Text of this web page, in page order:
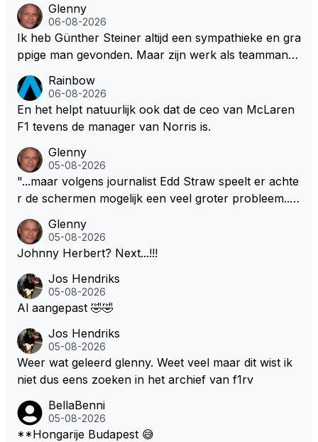
aan het einde van het liedje zitten ze er allemaal naa
st Dus glenny sterkte met deze bullshit lezen
Glenny
06-08-2026
Ik heb Günther Steiner altijd een sympathieke en gra
ppige man gevonden. Maar zijn werk als teammanag
oit veel indruk gemaakt. Voor mij persoonlijk lijkt hij d
ezelfde weg te bewandelen als analist. En dat is niet
vanwege zijn persoonlijke Top-3. Hij blijft sympathie
presentator bij RTL Duitsland, een televisiezender di
e de Formule 1 uitzendt in Duitsland..., mwah!
Rainbow
06-08-2026
En het helpt natuurlijk ook dat de ceo van McLaren
F1 tevens de manager van Norris is.
Glenny
05-08-2026
"...maar volgens journalist Edd Straw speelt er achte
r de schermen mogelijk een veel groter probleem..."
Glenny
05-08-2026
Johnny Herbert? Next...!!!
Jos Hendriks
05-08-2026
Al aangepast 🤣🤣
Jos Hendriks
05-08-2026
Weer wat geleerd glenny. Weet veel maar dit wist ik
niet dus eens zoeken in het archief van f1rv
BellaBenni
05-08-2026
**Hongarije Budapest 😅